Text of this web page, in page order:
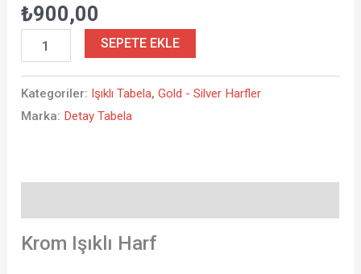
₺900,00
SEPETE EKLE
Kategoriler: Işıklı Tabela,Gold - Silver Harfler
Marka: Detay Tabela
Krom Işıklı Harf